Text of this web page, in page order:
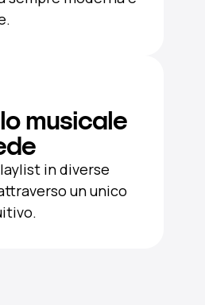
musicale
in diverse
un unico